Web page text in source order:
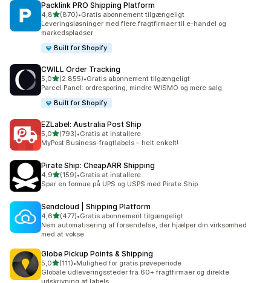
Packlink PRO Shipping Platform
4,8ud af 5 stjerner
(870)
870 anmeldelser i alt
•Gratis abonnement tilgængeligt
Leveringsløsninger med flere fragtfirmaer til e-handel og
markedspladser
Built for Shopify
CWILL Order Tracking
5,0ud af 5 stjerner
(2.855)
2855 anmeldelser i alt
•Gratis abonnement tilgængeligt
Parcel Panel: ordresporing, mindre WISMO og mere salg
Built for Shopify
EZLabel: Australia Post Ship
5,0ud af 5 stjerner
(793)
793 anmeldelser i alt
•Gratis at installere
MyPost Business-fragtlabels – helt enkelt!
Pirate Ship: CheapARR Shipping
4,9ud af 5 stjerner
(159)
159 anmeldelser i alt
•Gratis at installere
Spar en formue på UPS og USPS med Pirate Ship
Sendcloud | Shipping Platform
4,6ud af 5 stjerner
(477)
477 anmeldelser i alt
•Gratis abonnement tilgængeligt
Nem automatisering af forsendelse, der hjælper din virksomhed
med at vokse.
Globe Pickup Points & Shipping
5,0ud af 5 stjerner
(111)
111 anmeldelser i alt
•Mulighed for gratis prøveperiode
Globale udleveringssteder fra 60+ fragtfirmaer og direkte
udskrivning af labels